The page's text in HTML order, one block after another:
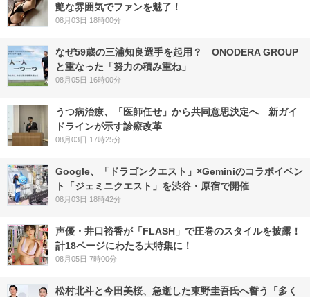
艶な雰囲気でファンを魅了！
08月03日 18時00分
なぜ59歳の三浦知良選手を起用？ ONODERA GROUP
と重なった「努力の積み重ね」
08月05日 16時00分
うつ病治療、「医師任せ」から共同意思決定へ 新ガイ
ドラインが示す診療改革
08月03日 17時25分
Google、「ドラゴンクエスト」×Geminiのコラボイベン
ト「ジェミニクエスト」を渋谷・原宿で開催
08月03日 18時42分
声優・井口裕香が「FLASH」で圧巻のスタイルを披露！
計18ページにわたる大特集に！
08月05日 7時00分
松村北斗と今田美桜、急逝した東野圭吾氏へ誓う「多く